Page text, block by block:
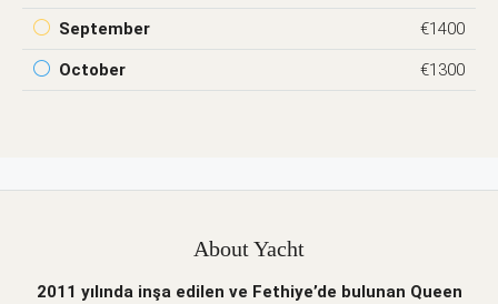
September €1400
October €1300
About Yacht
2011 yılında inşa edilen ve Fethiye’de bulunan Queen